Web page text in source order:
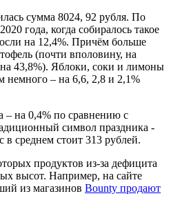
сумма 8024, 92 рубля. По
года, когда собиралось такое
на 12,4%. Причём больше
(почти вполовину, на
43,8%). Яблоки, соки и лимоны
немного – на 6,6, 2,8 и 2,1%
– на 0,4% по сравнению с
символ праздника -
в среднем стоит 313 рублей.
продуктов из-за дефицита
высот. Например, на сайте
из магазинов Bounty продают